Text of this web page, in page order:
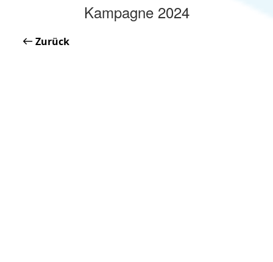
Kampagne 2024
Zurück